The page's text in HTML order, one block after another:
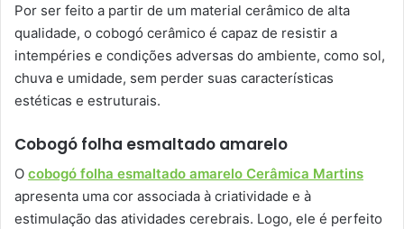
Por ser feito a partir de um material cerâmico de alta
qualidade, o cobogó cerâmico é capaz de resistir a
intempéries e condições adversas do ambiente, como sol,
chuva e umidade, sem perder suas características
estéticas e estruturais.
Cobogó folha esmaltado amarelo
O cobogó folha esmaltado amarelo Cerâmica Martins
apresenta uma cor associada à criatividade e à
estimulação das atividades cerebrais. Logo, ele é perfeito